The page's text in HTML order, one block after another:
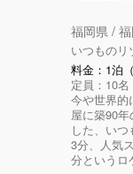
福岡県 /
いつものリ
料金：1泊
定員：10名
今や世界的
屋に築90
した、い
3分、人気
分というロ